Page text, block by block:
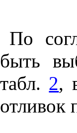
По
быть
табл. 2,
отливок